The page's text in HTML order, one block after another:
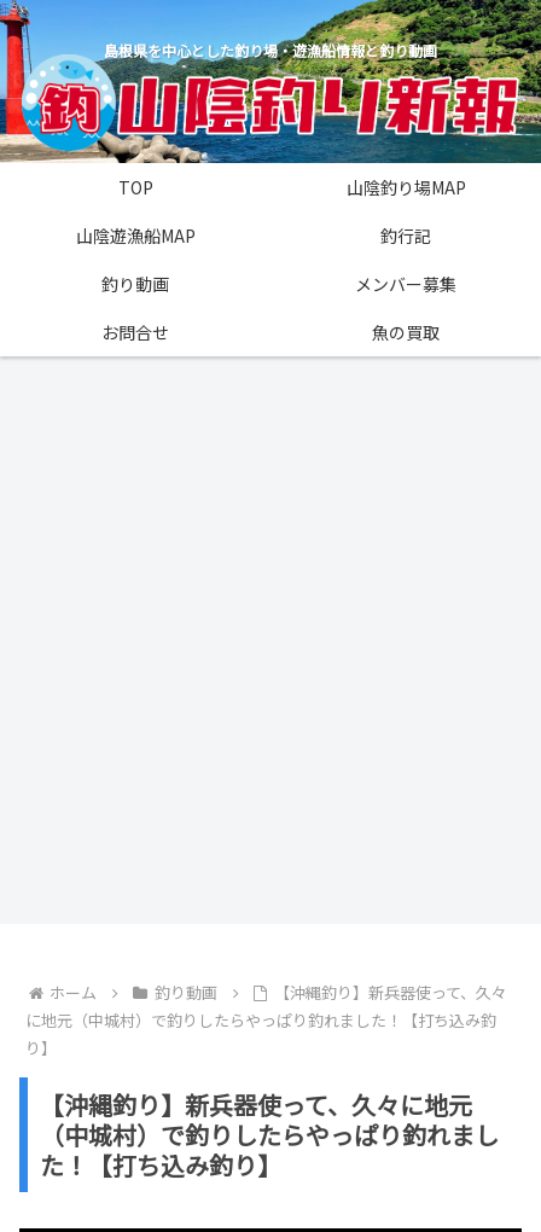
島根県を中心とした釣り場・遊漁船情報と釣り動画
TOP
山陰釣り場MAP
山陰遊漁船MAP
釣行記
釣り動画
メンバー募集
お問合せ
魚の買取
ホーム 釣り動画
【沖縄釣り】新兵器使って、久々
に地元（中城村）で釣りしたらやっぱり釣れました！【打ち込み釣
り】
【沖縄釣り】新兵器使って、久々に地元
（中城村）で釣りしたらやっぱり釣れまし
た！【打ち込み釣り】